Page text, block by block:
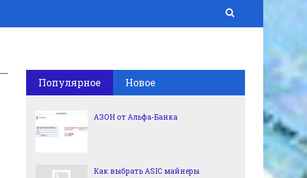
Популярное Новое
АЗОН от Альфа-Банка
Как выбрать ASIC майнеры